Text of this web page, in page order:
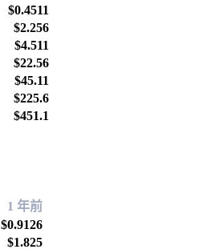
$0.4511
$2.256
$4.511
$22.56
$45.11
$225.6
$451.1
1 年前
$0.9126
$1.825